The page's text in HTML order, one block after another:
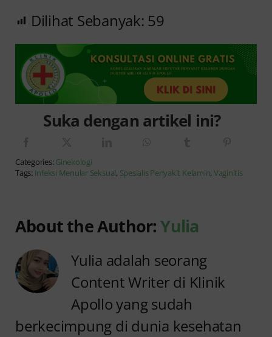
Dilihat Sebanyak: 59
Suka dengan artikel ini?
Categories: Ginekologi
Tags: Infeksi Menular Seksual, Spesialis Penyakit Kelamin, Vaginitis
About the Author:Yulia
Yulia adalah seorang
Content Writer di Klinik
Apollo yang sudah
berkecimpung di dunia kesehatan